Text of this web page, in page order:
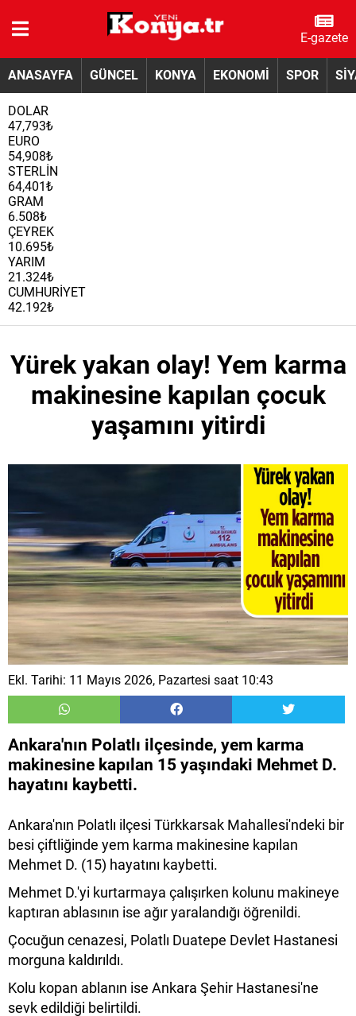
E-gazete
ANASAYFA GÜNCEL KONYA EKONOMİ SPOR
DOLAR
47,793₺
EURO
54,908₺
STERLİN
64,401₺
GRAM
6.508₺
ÇEYREK
10.695₺
YARIM
21.324₺
CUMHURİYET
42.192₺
Yürek yakan olay! Yem karma
makinesine kapılan çocuk
yaşamını yitirdi
Ekl. Tarihi: 11 Mayıs 2026, Pazartesi saat 10:43
Ankara'nın Polatlı ilçesinde, yem karma
makinesine kapılan 15 yaşındaki Mehmet D.
hayatını kaybetti.
Ankara'nın Polatlı ilçesi Türkkarsak Mahallesi'ndeki bir
besi çiftliğinde yem karma makinesine kapılan
Mehmet D. (15) hayatını kaybetti.
Mehmet D.'yi kurtarmaya çalışırken kolunu makineye
kaptıran ablasının ise ağır yaralandığı öğrenildi.
Çocuğun cenazesi, Polatlı Duatepe Devlet Hastanesi
morguna kaldırıldı.
Kolu kopan ablanın ise Ankara Şehir Hastanesi'ne
sevk edildiği belirtildi.